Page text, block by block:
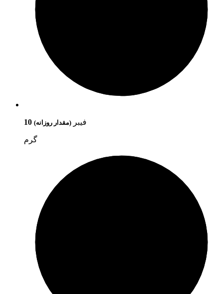
10 (مقدار روزانه) فیبر
گرم